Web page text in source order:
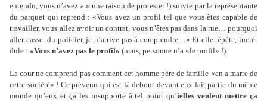
entendu, vous n’avez aucune raison de pro­tes­ter !) suivie par la repré­sen­tante
du par­quet qui reprend : «Vous avez un profil tel que vous êtes capa­ble de
tra­vailler, vous allez avoir un contrat, vous n’êtes pas dans la rue… pour­quoi
aller casser du poli­cier, je n’arrive pas à com­pren­dre…» Et elle répète, incré­
dule : «Vous n’avez pas le profil» (mais, per­sonne n’a «le profil» !).
La cour ne com­prend pas com­ment cet homme père de famille «en a marre de
cette société» ! Ce pré­venu qui est là debout devant eux fait partie du même
monde qu’eux et ça les insup­porte à tel point qu’ielles veu­lent mettre ça